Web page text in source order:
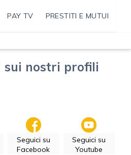
PAY TV PRESTITI E MUTUI
sui nostri profili
Seguici su
Facebook
Seguici su
Youtube